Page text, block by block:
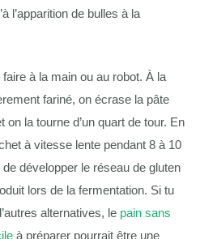
l’apparition de bulles à la
à la main ou au robot. À la
fariné, on écrase la pâte
on la tourne d’un quart de tour. En
à vitesse lente pendant 8 à 10
de développer le réseau de gluten
lors de la fermentation. Si tu
alternatives, le pain sans
à préparer pourrait être une